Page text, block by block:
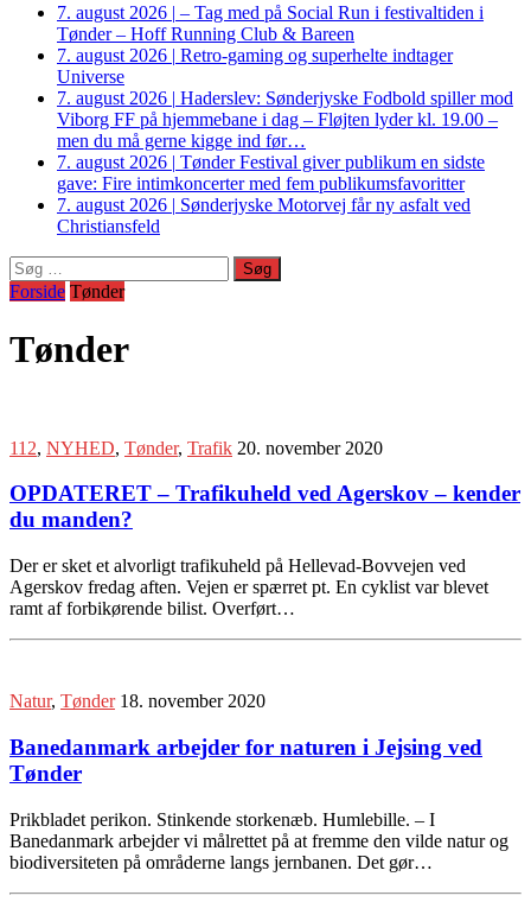
7. august 2026 | – Tag med på Social Run i festivaltiden i
Tønder – Hoff Running Club & Bareen
7. august 2026 | Retro-gaming og superhelte indtager
Universe
7. august 2026 | Haderslev: Sønderjyske Fodbold spiller mod
Viborg FF på hjemmebane i dag – Fløjten lyder kl. 19.00 –
men du må gerne kigge ind før…
7. august 2026 | Tønder Festival giver publikum en sidste
gave: Fire intimkoncerter med fem publikumsfavoritter
7. august 2026 | Sønderjyske Motorvej får ny asfalt ved
Christiansfeld
Søg
efter:
Forside Tønder
Tønder
112, NYHED, Tønder, Trafik 20. november 2020
OPDATERET – Trafikuheld ved Agerskov – kender
du manden?
Der er sket et alvorligt trafikuheld på Hellevad-Bovvejen ved
Agerskov fredag aften. Vejen er spærret pt. En cyklist var blevet
ramt af forbikørende bilist. Overført…
Natur, Tønder 18. november 2020
Banedanmark arbejder for naturen i Jejsing ved
Tønder
Prikbladet perikon. Stinkende storkenæb. Humlebille. – I
Banedanmark arbejder vi målrettet på at fremme den vilde natur og
biodiversiteten på områderne langs jernbanen. Det gør…